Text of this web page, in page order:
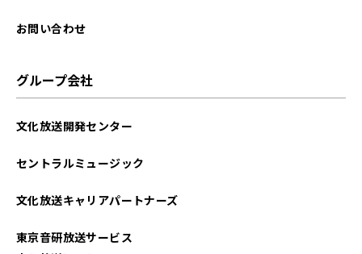
お問い合わせ
グループ会社
文化放送開発センター
セントラルミュージック
文化放送キャリアパートナーズ
東京音研放送サービス